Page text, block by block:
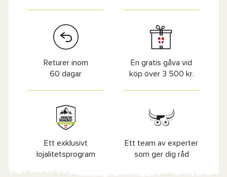
Returer inom
60 dagar
En gratis gåva vid
köp över 3 500 kr.
Ett exklusivt
lojalitetsprogram
Ett team av experter
som ger dig råd